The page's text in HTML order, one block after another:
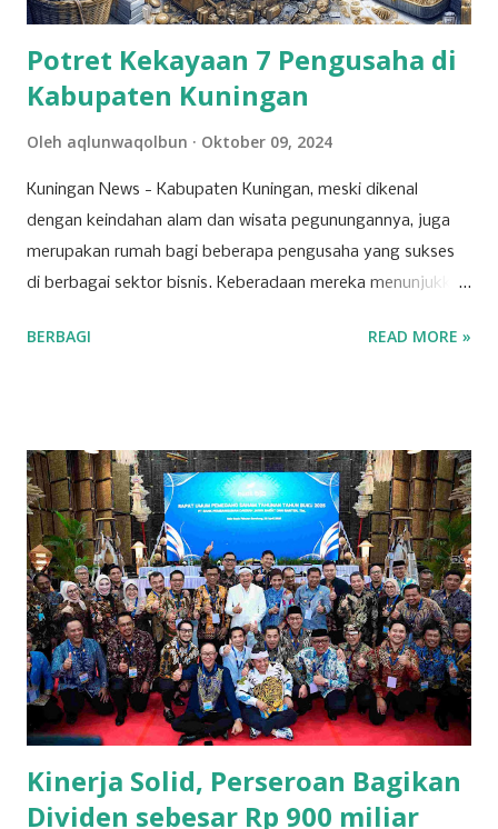
Potret Kekayaan 7 Pengusaha di
Kabupaten Kuningan
Oleh aqlunwaqolbun Oktober 09, 2024
Kuningan News - Kabupaten Kuningan, meski dikenal
dengan keindahan alam dan wisata pegunungannya, juga
merupakan rumah bagi beberapa pengusaha yang sukses
di berbagai sektor bisnis. Keberadaan mereka menunjukkan
berkembang pesat, dipicu oleh inovasi dan ketekunan para
sehari-hari. Para pengusaha yang sukses di sektor ini
berhasil mengelola jaringan ritel yang luas dan berkontribusi
signifikan terhadap roda perekonomian daerah.
Keberhasilan mereka tak lepas dari strategi bisnis yang
tepat dan kemampuan menyesuaikan diri dengan
kebutuhan pasar yang dinamis. Selain ritel, sektor properti
dan konstruksi juga menjadi pilar penting bagi
perekonomian Kuningan. Beberapa perusahaan besar di
bidang ini terlibat dalam pembangunan infrastruktur yang
tidak hanya bermanfaat bagi daerah, tetapi...
BERBAGI READ MORE »
Kinerja Solid, Perseroan Bagikan
Dividen sebesar Rp 900 miliar